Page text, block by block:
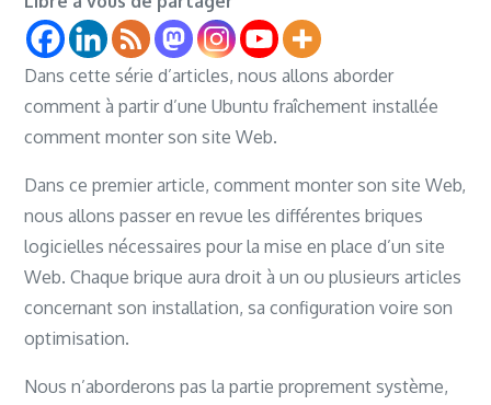
son
site
Web
à
100 %
Dans cette série d’articles, nous allons aborder
comment à partir d’une Ubuntu fraîchement installée
comment monter son site Web.
Dans ce premier article, comment monter son site Web,
nous allons passer en revue les différentes briques
logicielles nécessaires pour la mise en place d’un site
Web. Chaque brique aura droit à un ou plusieurs articles
concernant son installation, sa configuration voire son
optimisation.
Nous n’aborderons pas la partie proprement système,